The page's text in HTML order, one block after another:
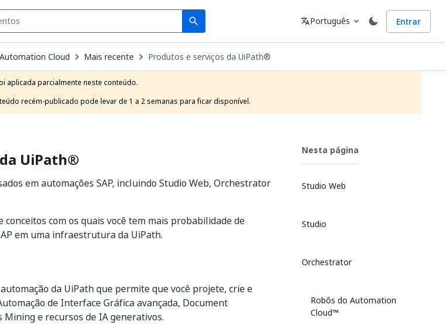
search
Search Idioma
translatePortuguês expand_more Entrar
Automation Cloud Mais recente Produtos e serviços da UiPath®
aplicada parcialmente neste conteúdo.
recém-publicado pode levar de 1 a 2 semanas para ficar disponível.
UiPath®
em automações SAP, incluindo Studio Web, Orchestrator
conceitos com os quais você tem mais probabilidade de
em uma infraestrutura da UiPath.
da UiPath que permite que você projete, crie e
de Interface Gráfica avançada, Document
e recursos de IA generativos.
Nesta página
Studio Web
Studio
Orchestrator
Robôs do Automation
Cloud™